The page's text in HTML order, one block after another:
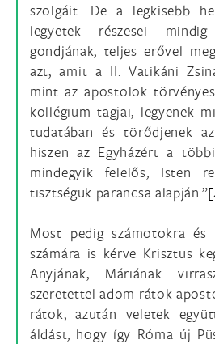
szolgáit. De a legkisebb
legyetek részesei
gondjának, teljes erővel
azt, amit a II. Vatikáni
mint az apostolok
kollégium tagjai, legyenek
tudatában és törődjenek az
hiszen az Egyházért a
mindegyik felelős, Isten
tisztségük parancsa alapján.”
Most pedig számotokra
számára is kérve Krisztus
Anyjának, Máriának
szeretettel adom rátok
rátok, azután veletek
áldást, hogy így Róma új